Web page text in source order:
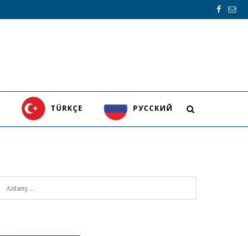
TÜRKÇE PУССКИЙ